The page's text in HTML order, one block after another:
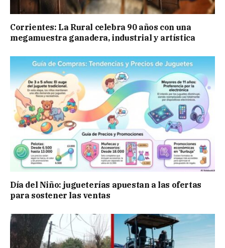
Corrientes: La Rural celebra 90 años con una
megamuestra ganadera, industrial y artística
Día del Niño: jugueterías apuestan a las ofertas
para sostener las ventas